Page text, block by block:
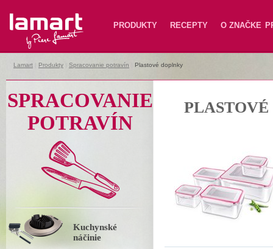
Lamart PRODUKTY RECEPTY O ZNAČKE
Lamart Produkty Spracovanie potravín Plastové doplnky
SPRACOVANIE
POTRAVÍN
Kuchynské
náčinie